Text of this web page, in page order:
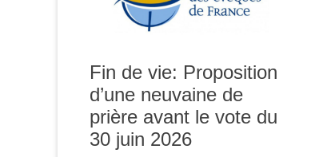
Fin de vie: Proposition
d’une neuvaine de
prière avant le vote du
30 juin 2026